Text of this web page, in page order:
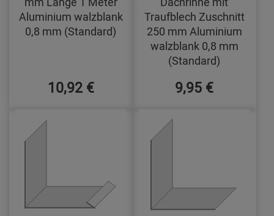
Aluminium walzblank
0,8 mm (Standard)
10,92 €
Traufblech Zuschnitt
250 mm Aluminium
walzblank 0,8 mm
(Standard)
9,95 €